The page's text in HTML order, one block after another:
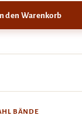
den Warenkorb
BÄNDE